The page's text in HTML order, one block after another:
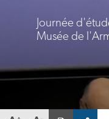
Journée
Musée de